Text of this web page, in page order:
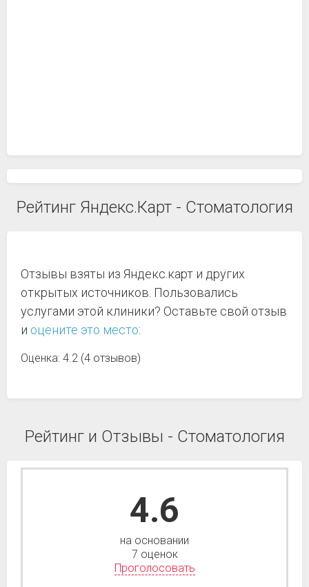
Рейтинг Яндекс.Карт - Стоматология
Отзывы взяты из Яндекс.карт и других
открытых источников. Пользовались
услугами этой клиники? Оставьте свой отзыв
и оцените это место:
Оценка: 4.2 (4 отзывов)
Рейтинг и Отзывы - Стоматология
4.6
на основании
7 оценок
Проголосовать